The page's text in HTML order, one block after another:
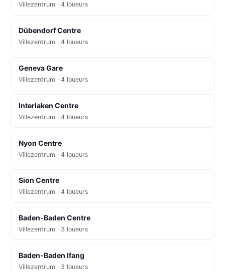
Villezentrum · 4 loueurs
Dübendorf Centre
Villezentrum · 4 loueurs
Geneva Gare
Villezentrum · 4 loueurs
Interlaken Centre
Villezentrum · 4 loueurs
Nyon Centre
Villezentrum · 4 loueurs
Sion Centre
Villezentrum · 4 loueurs
Baden-Baden Centre
Villezentrum · 3 loueurs
Baden-Baden Ifang
Villezentrum · 3 loueurs